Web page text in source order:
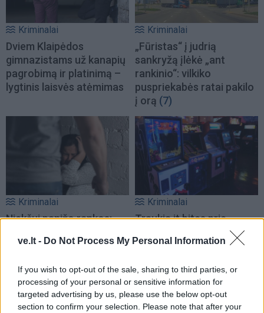
ve.lt - Do Not Process My Personal Information
If you wish to opt-out of the sale, sharing to third parties, or
processing of your personal or sensitive information for
targeted advertising by us, please use the below opt-out
section to confirm your selection. Please note that after your
Kriminalai
Dviem Klaipėdos
gimnazistams už kanapių
pagrobimą ir platinimą –
lygtinis laisvės atėmimas
Kriminalai
„Fūristas“ į judrią
sankryžą įlėkė „ant
rankinio“: vilkiko
puspriekabės ratai pakilo
į orą (7)
Kriminalai
Niekšui panižo rankos:
vėliau ir jos nepilnametę
Kriminalai
Traukia it bites prie
ištuštino žaidimų